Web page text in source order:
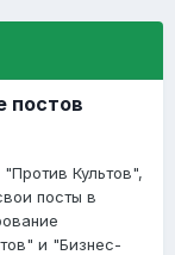
постов
Культов",
посты в
и "Бизнес-